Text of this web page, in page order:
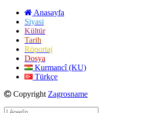
Anasayfa
Siyasi
Kültür
Tarih
Röportaj
Dosya
Kurmancî (KU)
Türkçe
Copyright Zagrosname